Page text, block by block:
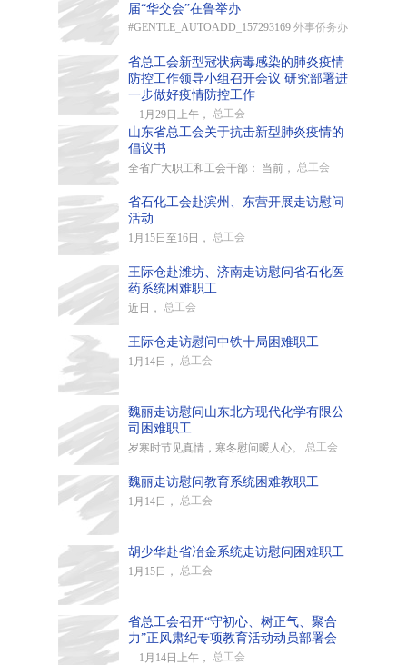
届“华交会”在鲁举办
#GENTLE_AUTOADD_157293169 外事侨务办
省总工会新型冠状病毒感染的肺炎疫情
防控工作领导小组召开会议 研究部署进
一步做好疫情防控工作
1月29日上午， 总工会
山东省总工会关于抗击新型肺炎疫情的
倡议书
全省广大职工和工会干部： 当前， 总工会
省石化工会赴滨州、东营开展走访慰问
活动
1月15日至16日， 总工会
王际仓赴潍坊、济南走访慰问省石化医
药系统困难职工
近日， 总工会
王际仓走访慰问中铁十局困难职工
1月14日， 总工会
魏丽走访慰问山东北方现代化学有限公
司困难职工
岁寒时节见真情，寒冬慰问暖人心。 总工会
魏丽走访慰问教育系统困难教职工
1月14日， 总工会
胡少华赴省冶金系统走访慰问困难职工
1月15日， 总工会
省总工会召开“守初心、树正气、聚合
力”正风肃纪专项教育活动动员部署会
1月14日上午， 总工会